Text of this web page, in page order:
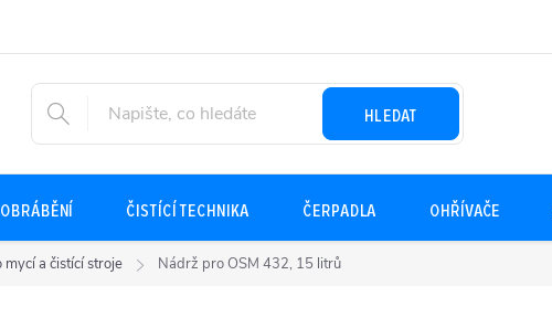
HLEDAT
ČISTÍCÍ TECHNIKA ČERPADLA OHŘÍVAČE
a čistící stroje Nádrž pro OSM 432, 15 litrů